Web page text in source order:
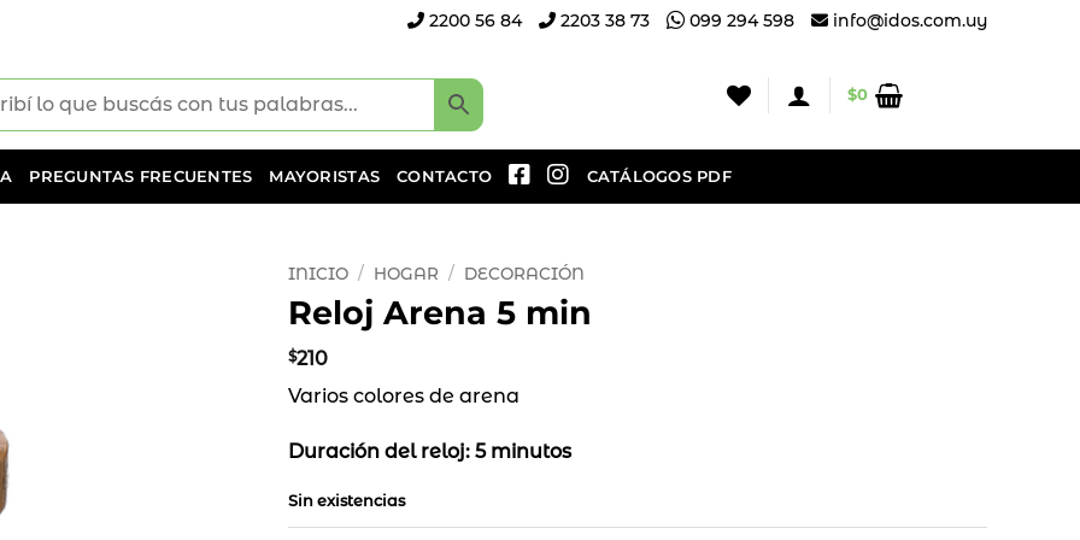
2200 56 84 2203 38 73 099 294 598 info@idos.com.uy
$0
PREGUNTAS FRECUENTES MAYORISTAS CONTACTO CATÁLOGOS PDF
INICIO / HOGAR / DECORACIÓN
Reloj Arena 5 min
$210
Varios colores de arena
Duración del reloj: 5 minutos
Sin existencias